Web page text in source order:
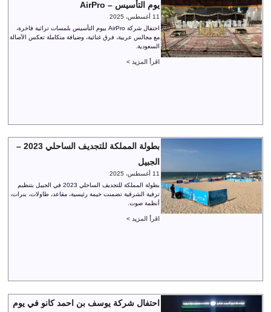
يوم التأسيس – AirPro
11 أغسطس، 2025
احتفال شركة AirPro بيوم التأسيس بلمسات تراثية فاخرة،
مع مجالس عربية، فرق غنائية، وضيافة متكاملة تعكس الأصالة
السعودية.
اقرأ المزيد >
بطولة المملكة للتجديف الساحلي 2023 –
الجبيل
11 أغسطس، 2025
بطولة المملكة للتجديف الساحلي 2023 في الجبيل بتنظيم
ترفية الشرقية تضمنت خيمة رئيسية، مقاعد، طاولات، بنرات،
أنظمة صوت.
اقرأ المزيد >
احتفال شركة يوسف بن احمد كانو في يوم